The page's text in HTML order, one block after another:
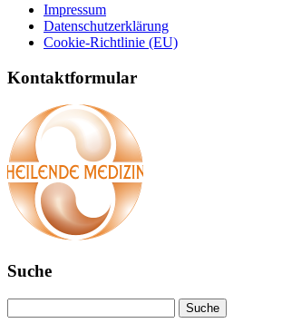
Impressum
Datenschutzerklärung
Cookie-Richtlinie (EU)
Kontaktformular
Suche
nach: